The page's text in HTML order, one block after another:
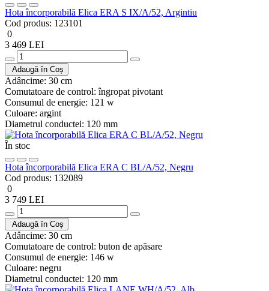
Hota încorporabilă Elica ERA S IX/A/52, Argintiu
Cod produs: 123101
0
3 469 LEI
Adaugă în Coș
Adâncime: 30 cm
Comutatoare de control: îngropat pivotant
Consumul de energie: 121 w
Culoare: argint
Diametrul conductei: 120 mm
În stoc
Hota încorporabilă Elica ERA C BL/A/52, Negru
Cod produs: 132089
0
3 749 LEI
Adaugă în Coș
Adâncime: 30 cm
Comutatoare de control: buton de apăsare
Consumul de energie: 146 w
Culoare: negru
Diametrul conductei: 120 mm